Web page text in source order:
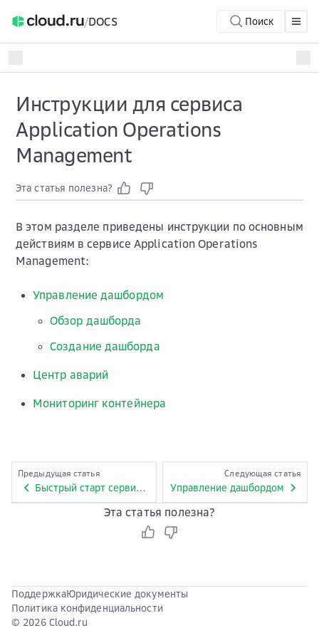
/DOCS Поиск
Инструкции для сервиса
Application Operations
Management
Эта статья полезна?
В этом разделе приведены инструкции по основным
действиям в сервисе Application Operations
Management:
Управление дашбордом
Обзор дашборда
Создание дашборда
Центр аварий
Мониторинг контейнера
Предыдущая статья
Быстрый старт сервиса Application Operations Management
Следующая статья
Управление дашбордом
Эта статья полезна?
ПоддержкаЮридические документы
Политика конфиденциальности
© 2026 Cloud.ru